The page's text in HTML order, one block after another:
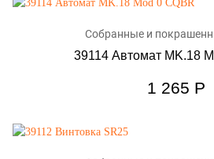
Собранные и
39114 Автомат MK.18
1 265 Р